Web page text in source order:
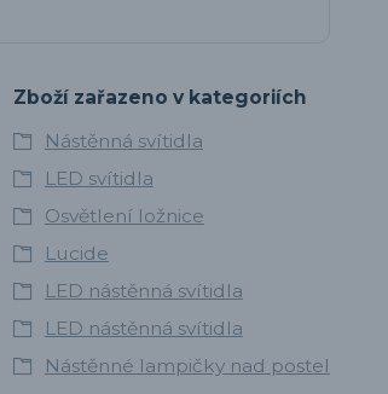
Zboží zařazeno v kategoriích
Nástěnná svítidla
LED svítidla
Osvětlení ložnice
Lucide
LED nástěnná svítidla
LED nástěnná svítidla
Nástěnné lampičky nad postel